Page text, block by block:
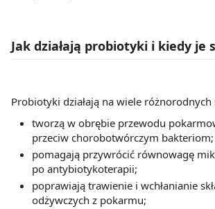
Jak działają probiotyki i kiedy je
Probiotyki działają na wiele różnorodnych
tworzą w obrębie przewodu
przeciw chorobotwórczym bakteriom;
pomagają przywrócić równowagę
po antybiotykoterapii;
poprawiają trawienie i wchłanianie
odżywczych z pokarmu;